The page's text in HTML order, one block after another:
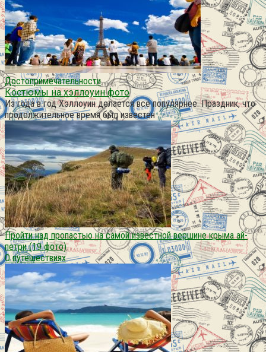
Достопримечательности
Костюмы на хэллоуин фото
Из года в год Хэллоуин делается всё популярнее. Праздник, что
продолжительное время был известен
Пройти над пропастью на самой известной вершине крыма ай-
петри (19 фото)
О путешествиях